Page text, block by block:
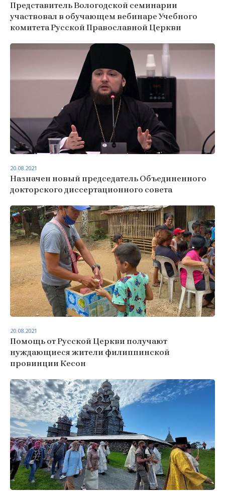
Представитель Вологодской семинарии
участвовал в обучающем вебинаре Учебного
комитета Русской Православной Церкви
Назначен новый председатель Объединенного
докторского диссертационного совета
20.08.2021
Помощь от Русской Церкви получают
нуждающиеся жители филиппинской
провинции Кесон
20.08.2021